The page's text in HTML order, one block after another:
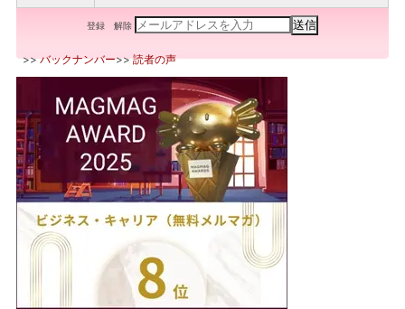
登録 解除
>>バックナンバー>>読者の声